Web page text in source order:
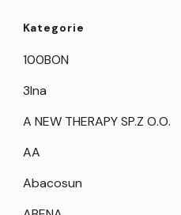
Kategorie
100BON
3Ina
A NEW THERAPY SP.Z O.O.
AA
Abacosun